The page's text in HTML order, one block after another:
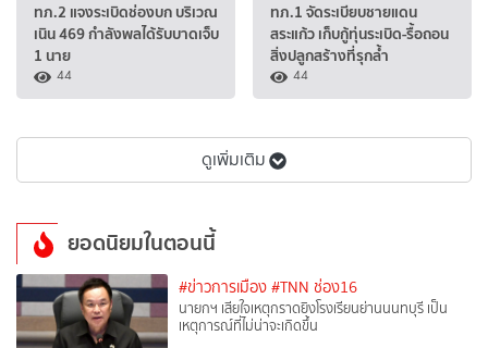
ทภ.2 แจงระเบิดช่องบก บริเวณ
เนิน 469 กำลังพลได้รับบาดเจ็บ
1 นาย
44
ทภ.1 จัดระเบียบชายแดน
สระแก้ว เก็บกู้ทุ่นระเบิด-รื้อถอน
สิ่งปลูกสร้างที่รุกล้ำ
44
ดูเพิ่มเติม
ยอดนิยมในตอนนี้
#ข่าวการเมือง #TNN ช่อง16
นายกฯ เสียใจเหตุกราดยิงโรงเรียนย่านนนทบุรี เป็น
เหตุการณ์ที่ไม่น่าจะเกิดขึ้น